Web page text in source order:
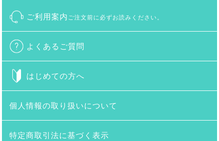
ご利用案内 ご注文前に必ずお読みください。
よくあるご質問
はじめての方へ
個人情報の取り扱いについて
特定商取引法に基づく表示